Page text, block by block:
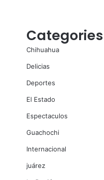
Categories
Chihuahua
Delicias
Deportes
El Estado
Espectaculos
Guachochi
Internacional
juárez